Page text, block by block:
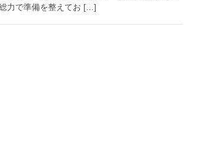
力で準備を整えてお […]